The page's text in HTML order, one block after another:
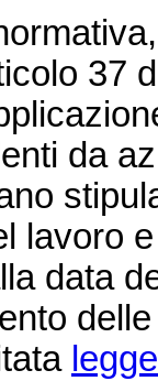
37
da
lavoro
data